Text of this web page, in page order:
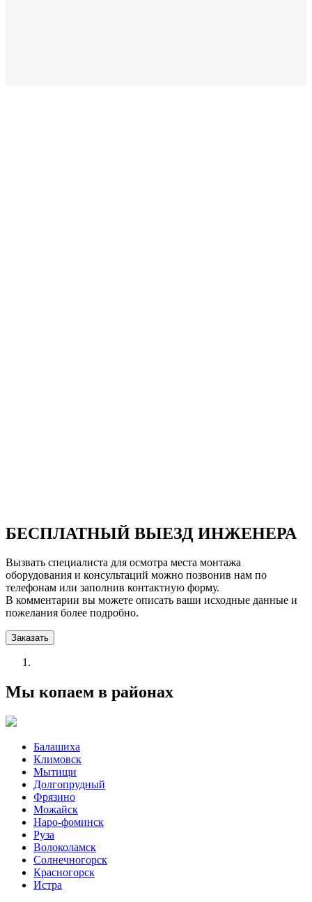
БЕСПЛАТНЫЙ ВЫЕЗД ИНЖЕНЕРА
Вызвать специалиста для осмотра места монтажа
оборудования и консультаций можно позвонив нам по
телефонам или заполнив контактную форму.
В комментарии вы можете описать ваши исходные данные и
пожелания более подробно.
Заказать
Мы копаем в районах
Балашиха
Климовск
Мытищи
Долгопрудный
Фрязино
Можайск
Наро-фоминск
Руза
Волоколамск
Солнечногорск
Красногорск
Истра